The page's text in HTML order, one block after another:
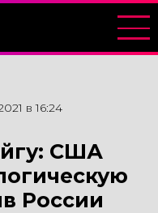
в 16:24
США
России